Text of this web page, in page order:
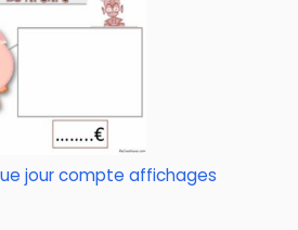
jour compte affichages